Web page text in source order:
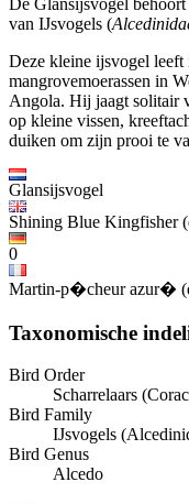
De Glansijsvogel behoort
van IJsvogels (
Deze kleine ijsvogel leeft
mangrovemoerassen in
Angola. Hij jaagt solitair
op kleine vissen,
duiken om zijn prooi te
Glansijsvogel
Shining Blue Kingfisher
0
Martin-p�cheur azur�
Taxonomische
Bird Order
Scharrelaars
Bird Family
IJsvogels
Bird Genus
Alcedo